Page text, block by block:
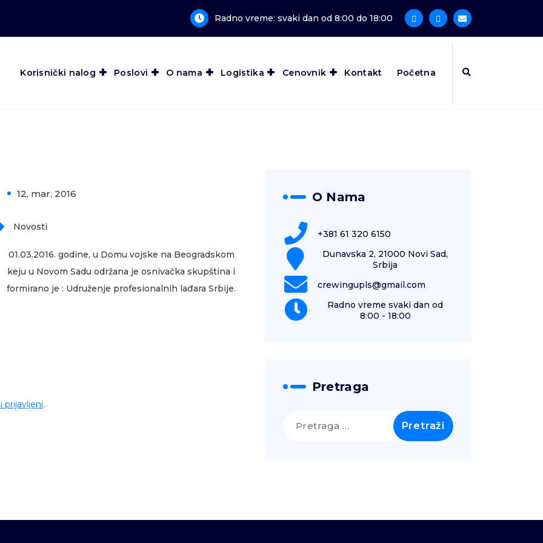
Radno vreme: svaki dan od 8:00 do 18:00
Korisnički nalog Poslovi O nama Logistika Cenovnik Kontakt Početna
12, mar, 2016
Novosti
01.03.2016. godine, u Domu vojske na Beogradskom
keju u Novom Sadu održana je osnivačka skupština i
formirano je : Udruženje profesionalnih lađara Srbije.
prijavljeni.
O Nama
+381 61 320 6150
Dunavska 2, 21000 Novi Sad,
Srbija
crewingupls@gmail.com
Radno vreme svaki dan od
8:00 - 18:00
Pretraga